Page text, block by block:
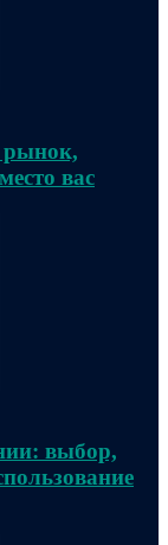
рынок,
вас
выбор,